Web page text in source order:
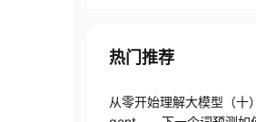
热门推荐
从零开始理解大模型（十